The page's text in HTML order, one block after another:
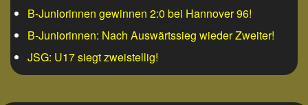
B-Juniorinnen gewinnen 2:0 bei Hannover 96!
B-Juniorinnen: Nach Auswärtssieg wieder Zweiter!
JSG: U17 siegt zweistellig!